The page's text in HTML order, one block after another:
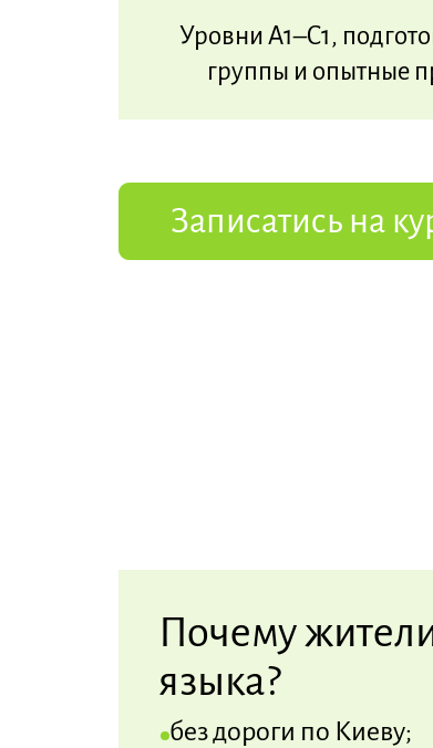
Уровни A1–C1,
группы и опытные
Записатись на
Почему
языка?
без дороги по Киеву;